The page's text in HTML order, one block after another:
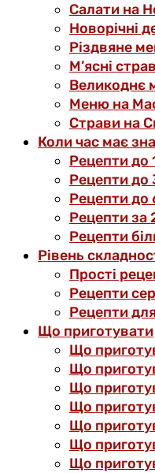
Салати на
Новорічні
Різдвяне
М’ясні
Великоднє
Меню на
Страви на
Коли час має
Рецепти до
Рецепти до
Рецепти до
Рецепти за
Рецепти
Рівень
Прості
Рецепти
Рецепти
Що приготувати
Що
Що
Що
Що
Що
Що
Що